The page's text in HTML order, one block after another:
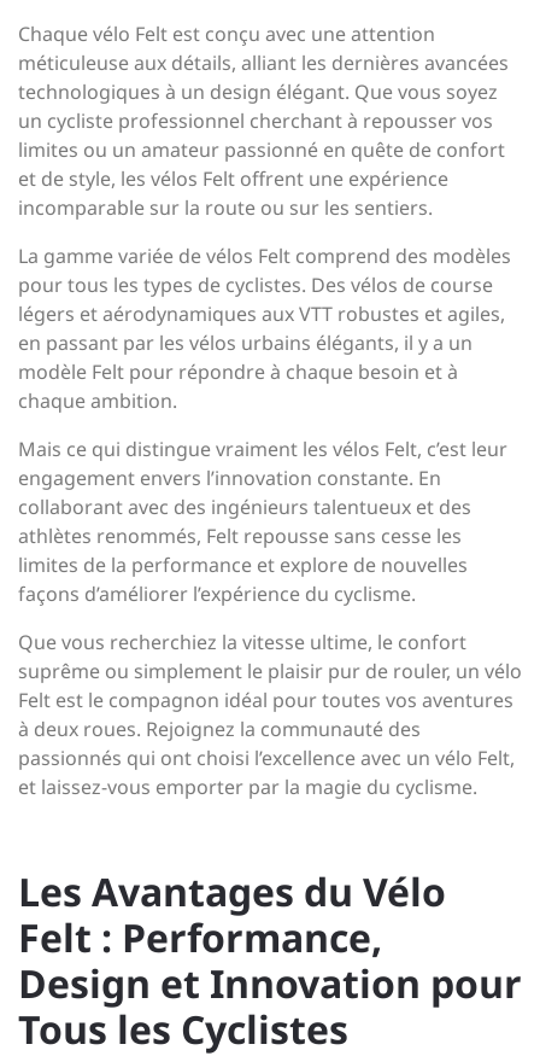
Chaque vélo Felt est conçu avec une attention
méticuleuse aux détails, alliant les dernières avancées
technologiques à un design élégant. Que vous soyez
un cycliste professionnel cherchant à repousser vos
limites ou un amateur passionné en quête de confort
et de style, les vélos Felt offrent une expérience
incomparable sur la route ou sur les sentiers.
La gamme variée de vélos Felt comprend des modèles
pour tous les types de cyclistes. Des vélos de course
légers et aérodynamiques aux VTT robustes et agiles,
en passant par les vélos urbains élégants, il y a un
modèle Felt pour répondre à chaque besoin et à
chaque ambition.
Mais ce qui distingue vraiment les vélos Felt, c’est leur
engagement envers l’innovation constante. En
collaborant avec des ingénieurs talentueux et des
athlètes renommés, Felt repousse sans cesse les
limites de la performance et explore de nouvelles
façons d’améliorer l’expérience du cyclisme.
Que vous recherchiez la vitesse ultime, le confort
suprême ou simplement le plaisir pur de rouler, un vélo
Felt est le compagnon idéal pour toutes vos aventures
à deux roues. Rejoignez la communauté des
passionnés qui ont choisi l’excellence avec un vélo Felt,
et laissez-vous emporter par la magie du cyclisme.
Les Avantages du Vélo
Felt : Performance,
Design et Innovation pour
Tous les Cyclistes